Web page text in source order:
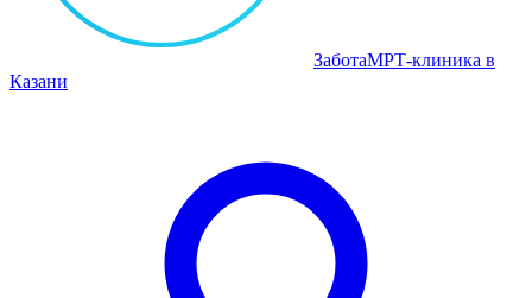
ЗаботаМРТ‑клиника в
Казани